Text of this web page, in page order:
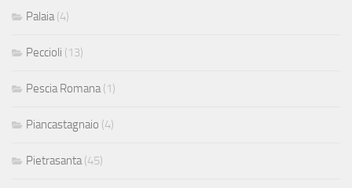
Palaia (4)
Peccioli (13)
Pescia Romana (1)
Piancastagnaio (4)
Pietrasanta (45)